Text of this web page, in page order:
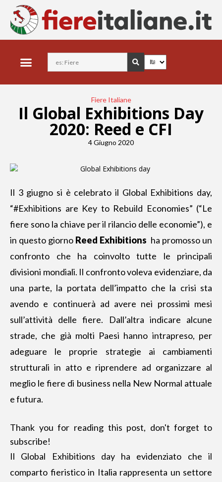
Fiere Italiane
Il Global Exhibitions Day
2020: Reed e CFI
4 Giugno 2020
Il 3 giugno si è celebrato il Global Exhibitions day,
“#Exhibitions are Key to Rebuild Economies” (“Le
fiere sono la chiave per il rilancio delle economie”), e
in questo giorno Reed Exhibitions ha promosso un
confronto che ha coinvolto tutte le principali
divisioni mondiali. Il confronto voleva evidenziare, da
una parte, la portata dell’impatto che la crisi sta
avendo e continuerà ad avere nei prossimi mesi
sull’attività delle fiere. Dall’altra indicare alcune
strade, che già molti Paesi hanno intrapreso, per
adeguare le proprie strategie ai cambiamenti
strutturali in atto e riprendere ad organizzare al
meglio le fiere di business nella New Normal attuale
e futura.
Thank you for reading this post, don't forget to
subscribe!
Il Global Exhibitions day ha evidenziato che il
comparto fieristico in Italia rappresenta un settore